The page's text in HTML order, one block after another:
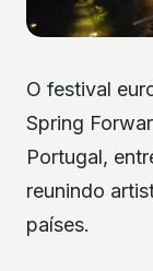
O festival
Spring
Portugal,
reunindo
países.